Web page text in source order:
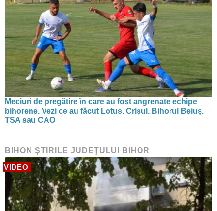
Meciuri de pregătire în care au fost angrenate echipe
bihorene. Vezi ce au făcut Lotus, Crișul, Bihorul Beiuș,
TSA sau CAO
BIHON ŞTIRILE JUDEŢULUI BIHOR
VIDEO